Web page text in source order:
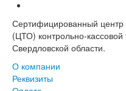
Сертифицированный центр
(ЦТО) контрольно-кассовой
Свердловской области.
О компании
Реквизиты